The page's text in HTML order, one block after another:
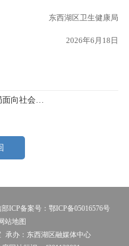
东西湖区卫生健康局
2026年6月18日
2026年武汉市东西湖区卫生健康局面向社会公开招聘聘用制卫生专技人员岗位一览表.xls
部ICP备案号：鄂ICP备05016576号
站地图
承办：东西湖区融媒体中心